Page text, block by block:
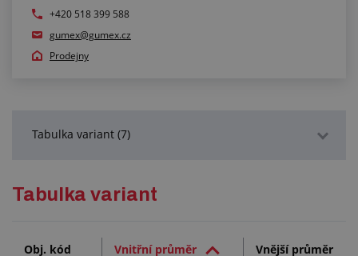
na objednávku dodáváme i další barevné provedení
+420 518 399 588
gumex@gumex.cz
Prodejny
Tabulka variant (7)
Tabulka variant
Obj. kód Vnitřní průměr Vnější průměr